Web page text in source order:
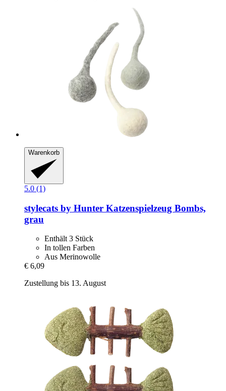
Warenkorb
5.0 (1)
stylecats by Hunter Katzenspielzeug Bombs,
grau
Enthält 3 Stück
In tollen Farben
Aus Merinowolle
€ 6,09
Zustellung bis 13. August